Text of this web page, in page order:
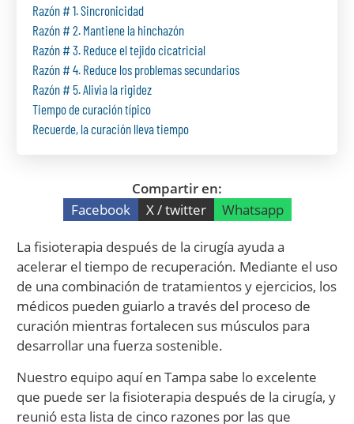
Razón # 1. Sincronicidad
Razón # 2. Mantiene la hinchazón
Razón # 3. Reduce el tejido cicatricial
Razón # 4. Reduce los problemas secundarios
Razón # 5. Alivia la rigidez
Tiempo de curación típico
Recuerde, la curación lleva tiempo
Compartir en:
Facebook
X / twitter Whatsapp
La fisioterapia después de la cirugía ayuda a
acelerar el tiempo de recuperación. Mediante el uso
de una combinación de tratamientos y ejercicios, los
médicos pueden guiarlo a través del proceso de
curación mientras fortalecen sus músculos para
desarrollar una fuerza sostenible.
Nuestro equipo aquí en Tampa sabe lo excelente
que puede ser la fisioterapia después de la cirugía, y
reunió esta lista de cinco razones por las que